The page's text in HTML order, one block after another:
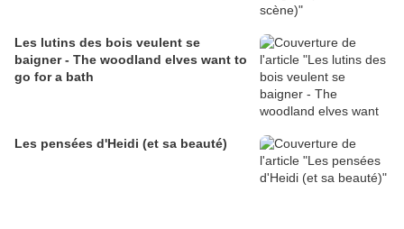
Les lutins des bois veulent se
baigner - The woodland elves want to
go for a bath
Les pensées d'Heidi (et sa beauté)